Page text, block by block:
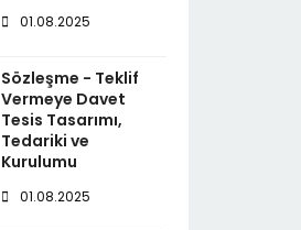
01.08.2025
Sözleşme - Teklif
Vermeye Davet
Tesis Tasarımı,
Tedariki ve
Kurulumu
01.08.2025